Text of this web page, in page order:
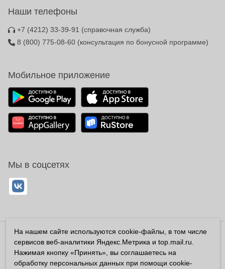
Наши телефоны
+7 (4212) 33-39-91 (справочная служба)
8 (800) 775-08-60 (консультация по бонусной программе)
Мобильное приложение
Мы в соцсетях
Владелец сайта ООО «Суперфарма» ОГРН 1032700302194
Все права защищены ©2026
На нашем сайте используются cookie-файлы, в том числе
сервисов веб-аналитики Яндекс.Метрика и top.mail.ru.
Нажимая кнопку «Принять», вы соглашаетесь на
обработку персональных данных при помощи cookie-